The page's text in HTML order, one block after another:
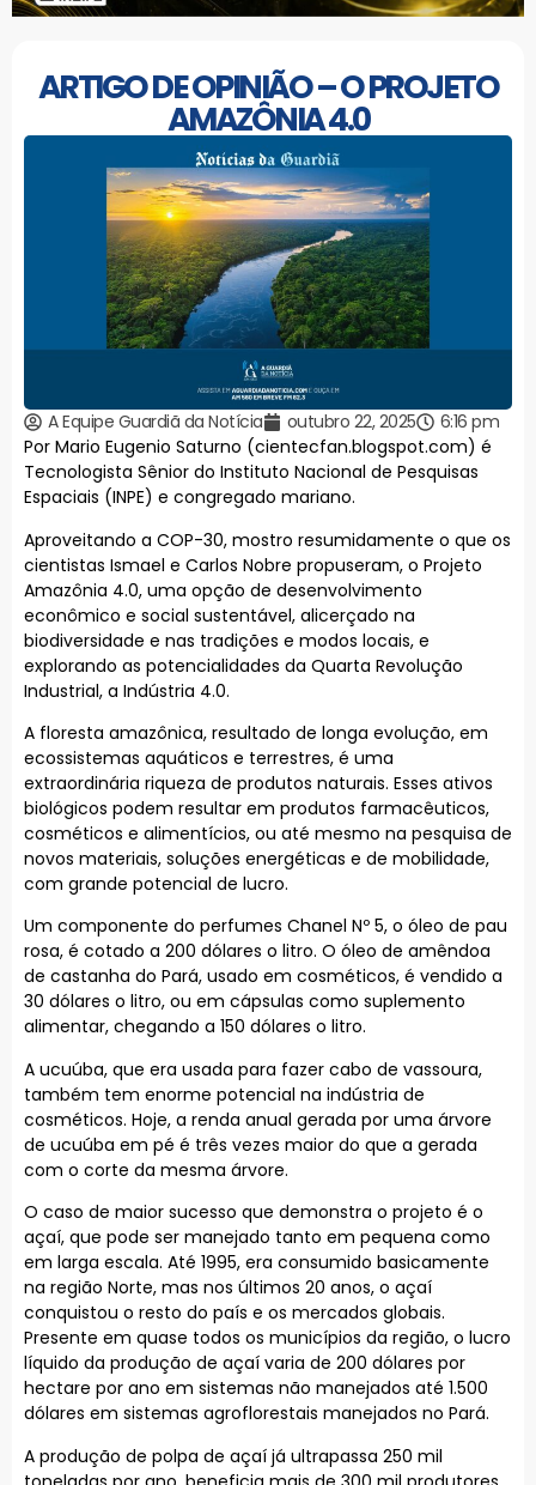
ARTIGO DE OPINIÃO – O PROJETO
AMAZÔNIA 4.0
A Equipe Guardiã da Notícia outubro 22, 2025
6:16 pm
Por Mario Eugenio Saturno (cientecfan.blogspot.com) é
Tecnologista Sênior do Instituto Nacional de Pesquisas
Espaciais (INPE) e congregado mariano.
Aproveitando a COP-30, mostro resumidamente o que os
cientistas Ismael e Carlos Nobre propuseram, o Projeto
Amazônia 4.0, uma opção de desenvolvimento
econômico e social sustentável, alicerçado na
biodiversidade e nas tradições e modos locais, e
explorando as potencialidades da Quarta Revolução
Industrial, a Indústria 4.0.
A floresta amazônica, resultado de longa evolução, em
ecossistemas aquáticos e terrestres, é uma
extraordinária riqueza de produtos naturais. Esses ativos
biológicos podem resultar em produtos farmacêuticos,
cosméticos e alimentícios, ou até mesmo na pesquisa de
novos materiais, soluções energéticas e de mobilidade,
com grande potencial de lucro.
Um componente do perfumes Chanel Nº 5, o óleo de pau
rosa, é cotado a 200 dólares o litro. O óleo de amêndoa
de castanha do Pará, usado em cosméticos, é vendido a
30 dólares o litro, ou em cápsulas como suplemento
alimentar, chegando a 150 dólares o litro.
A ucuúba, que era usada para fazer cabo de vassoura,
também tem enorme potencial na indústria de
cosméticos. Hoje, a renda anual gerada por uma árvore
de ucuúba em pé é três vezes maior do que a gerada
com o corte da mesma árvore.
O caso de maior sucesso que demonstra o projeto é o
açaí, que pode ser manejado tanto em pequena como
em larga escala. Até 1995, era consumido basicamente
na região Norte, mas nos últimos 20 anos, o açaí
conquistou o resto do país e os mercados globais.
Presente em quase todos os municípios da região, o lucro
líquido da produção de açaí varia de 200 dólares por
hectare por ano em sistemas não manejados até 1.500
dólares em sistemas agroflorestais manejados no Pará.
A produção de polpa de açaí já ultrapassa 250 mil